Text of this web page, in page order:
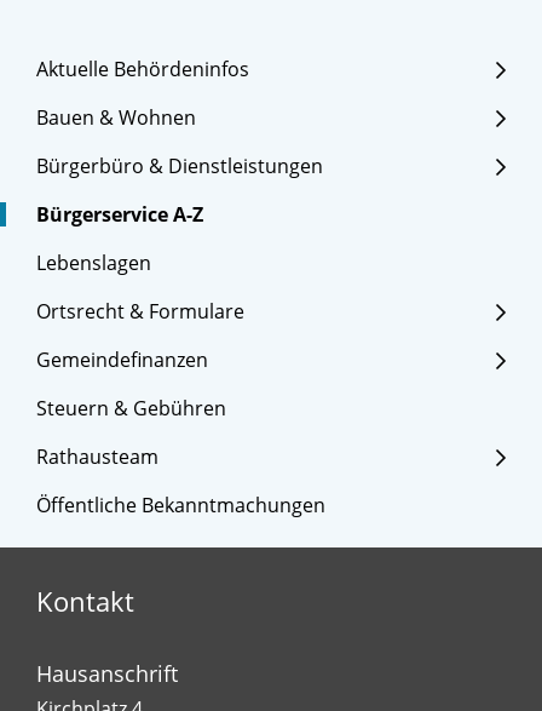
Aktuelle Behördeninfos
Bauen & Wohnen
Bürgerbüro & Dienstleistungen
Bürgerservice A-Z
Lebenslagen
Ortsrecht & Formulare
Gemeindefinanzen
Steuern & Gebühren
Rathausteam
Öffentliche Bekanntmachungen
Kontakt
Hausanschrift